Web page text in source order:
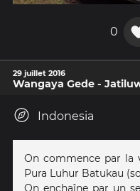
0
29 juillet 2016
Wangaya Gede -
Indonesia
On commence par la
Pura Luhur Batukau
On enchaîne par un